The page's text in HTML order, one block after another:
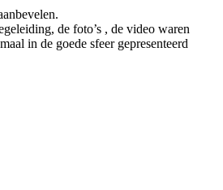
de foto’s , de video waren
in de goede sfeer gepresenteerd